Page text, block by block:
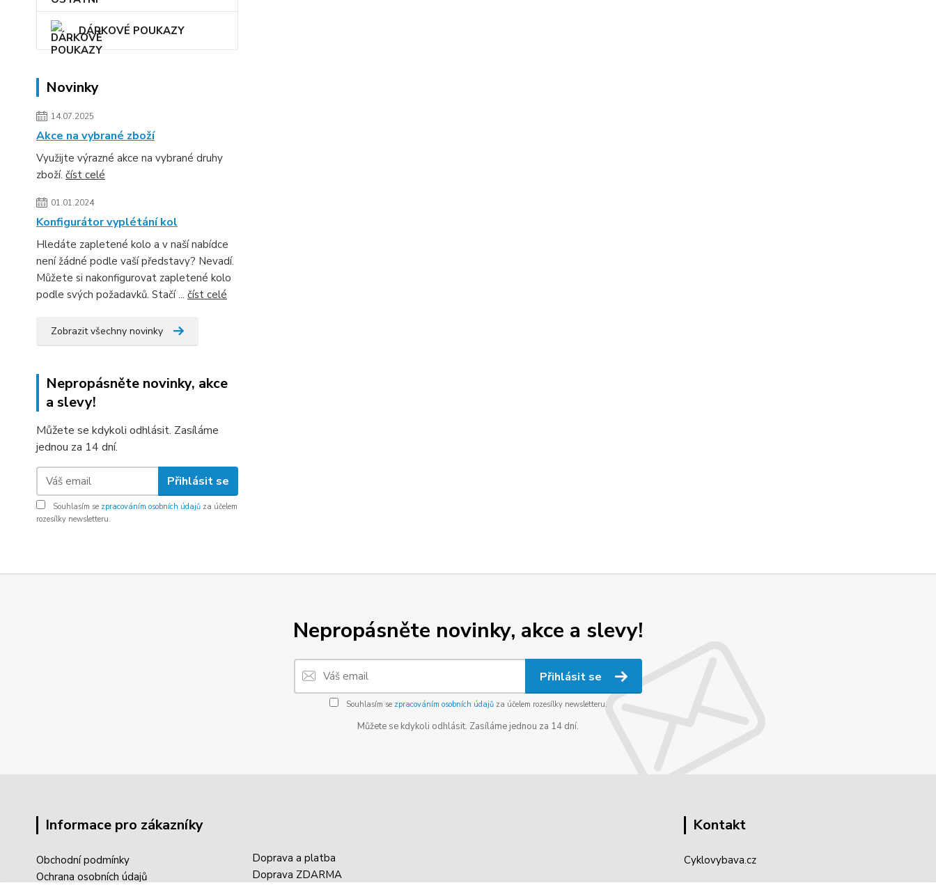
DÁRKOVÉ POUKAZY
Novinky
14.07.2025
Akce na vybrané zboží
Využijte výrazné akce na vybrané druhy
zboží. číst celé
01.01.2024
Konfigurátor vyplétání kol
Hledáte zapletené kolo a v naší nabídce
není žádné podle vaší představy? Nevadí.
Můžete si nakonfigurovat zapletené kolo
podle svých požadavků. Stačí ... číst celé
Zobrazit všechny novinky
Nepropásněte novinky, akce
a slevy!
Můžete se kdykoli odhlásit. Zasíláme
jednou za 14 dní.
Přihlásit se
Souhlasím se zpracováním osobních údajů za účelem
rozesílky newsletteru.
Nepropásněte novinky, akce a slevy!
Přihlásit se
Souhlasím se zpracováním osobních údajůza účelem rozesílky newsletteru.
Můžete se kdykoli odhlásit. Zasíláme jednou za 14 dní.
Informace pro zákazníky
Obchodní podmínky
Ochrana osobních údajů
Doprava a platba
Doprava ZDARMA
Kontakt
Cyklovybava.cz